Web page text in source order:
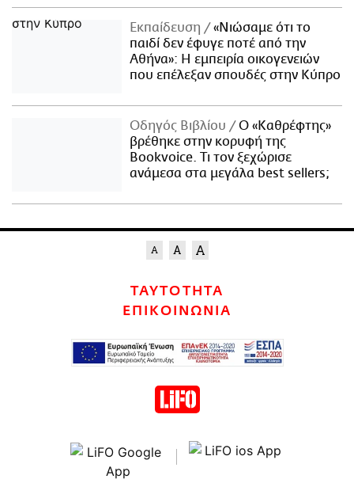
Εκπαίδευση
«Νιώσαμε ότι το
παιδί δεν έφυγε ποτέ από την
Αθήνα»: Η εμπειρία οικογενειών
που επέλεξαν σπουδές στην Κύπρο
Οδηγός Βιβλίου
Ο «Καθρέφτης»
βρέθηκε στην κορυφή της
Bookvoice. Τι τον ξεχώρισε
ανάμεσα στα μεγάλα best sellers;
ΤΑΥΤΟΤΗΤΑ
ΕΠΙΚΟΙΝΩΝΙΑ